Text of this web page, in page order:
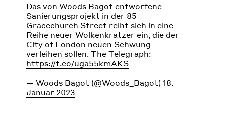
Das von Woods Bagot entworfene
Sanierungsprojekt in der 85
Gracechurch Street reiht sich in eine
Reihe neuer Wolkenkratzer ein, die der
City of London neuen Schwung
verleihen sollen. The Telegraph:
https://t.co/uga55kmAKS
— Woods Bagot (@Woods_Bagot) 18.
Januar 2023